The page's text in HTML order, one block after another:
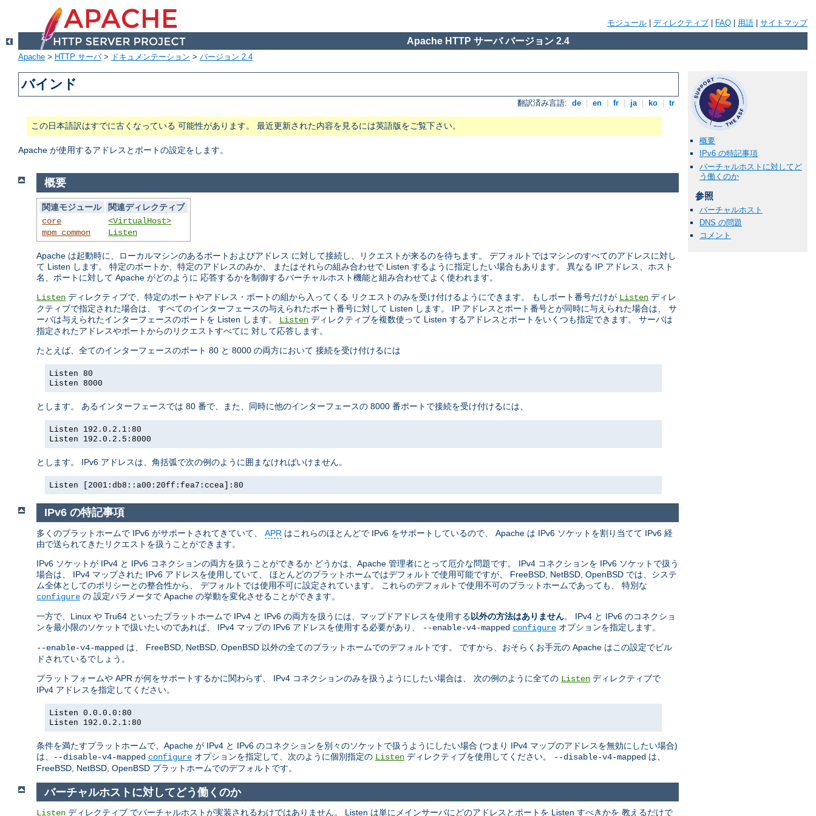
モジュール ディレクティブ FAQ 用語 サイトマップ
Apache HTTP サーバ バージョン 2.4
Apache > HTTP サーバ> ドキュメンテーション > バージョン 2.4
バインド
翻訳済み言語: de en fr ja ko tr
この日本語訳はすでに古くなっている 可能性があります。 最近更新された内容を見るには英語版をご覧下さい。
Apache が使用するアドレスとポートの設定をします。
概要
IPv6 の特記事項
バーチャルホストに対してど
う働くのか
参照
バーチャルホスト
DNS の問題
コメント
概要
関連モジュール
関連ディレクティブ
core
mpm_common
<VirtualHost>
Listen
Apache は起動時に、ローカルマシンのあるポートおよびアドレス に対して接続し、リクエストが来るのを待ちます。 デフォルトではマシンのすべてのアドレスに対し
て Listen します。 特定のポートか、特定のアドレスのみか、 またはそれらの組み合わせで Listen するように指定したい場合もあります。 異なる IP アドレス、ホスト
名、ポートに対して Apache がどのように 応答するかを制御するバーチャルホスト機能と組み合わせてよく使われます。
Listen ディレクティブで、特定のポートやアドレス・ポートの組から入ってくる リクエストのみを受け付けるようにできます。 もしポート番号だけが Listen ディレ
クティブで指定された場合は、 すべてのインターフェースの与えられたポート番号に対して Listen します。 IP アドレスとポート番号とが同時に与えられた場合は、 サ
ーバは与えられたインターフェースのポートを Listen します。 Listen ディレクティブを複数使って Listen するアドレスとポートをいくつも指定できます。 サーバは
指定されたアドレスやポートからのリクエストすべてに 対して応答します。
たとえば、全てのインターフェースのポート 80 と 8000 の両方において 接続を受け付けるには
Listen 80
Listen 8000
とします。 あるインターフェースでは 80 番で、また、同時に他のインターフェースの 8000 番ポートで接続を受け付けるには、
Listen 192.0.2.1:80
Listen 192.0.2.5:8000
とします。 IPv6 アドレスは、角括弧で次の例のように囲まなければいけません。
Listen [2001:db8::a00:20ff:fea7:ccea]:80
IPv6 の特記事項
多くのプラットホームで IPv6 がサポートされてきていて、 APR はこれらのほとんどで IPv6 をサポートしているので、 Apache は IPv6 ソケットを割り当てて IPv6 経
由で送られてきたリクエストを扱うことができます。
IPv6 ソケットが IPv4 と IPv6 コネクションの両方を扱うことができるか どうかは、Apache 管理者にとって厄介な問題です。 IPv4 コネクションを IPv6 ソケットで扱う
場合は、 IPv4 マップされた IPv6 アドレスを使用していて、 ほとんどのプラットホームではデフォルトで使用可能ですが、 FreeBSD, NetBSD, OpenBSD では、システ
ム全体としてのポリシーとの整合性から、 デフォルトでは使用不可に設定されています。 これらのデフォルトで使用不可のプラットホームであっても、 特別な
configure の 設定パラメータで Apache の挙動を変化させることができます。
一方で、Linux や Tru64 といったプラットホームで IPv4 と IPv6 の両方を扱うには、マップドアドレスを使用する 以外の方法はありません。 IPv4 と IPv6 のコネクショ
ンを最小限のソケットで扱いたいのであれば、 IPv4 マップの IPv6 アドレスを使用する必要があり、
--enable-v4-mapped configure オプションを指定します。
--enable-v4-mapped は、 FreeBSD, NetBSD, OpenBSD 以外の全てのプラットホームでのデフォルトです。 ですから、おそらくお手元の Apache はこの設定でビル
ドされているでしょう。
プラットフォームや APR が何をサポートするかに関わらず、 IPv4 コネクションのみを扱うようにしたい場合は、 次の例のように全ての Listen ディレクティブで
IPv4 アドレスを指定してください。
Listen 0.0.0.0:80
Listen 192.0.2.1:80
条件を満たすプラットホームで、Apache が IPv4 と IPv6 のコネクションを別々のソケットで扱うようにしたい場合 (つまり IPv4 マップのアドレスを無効にしたい場合)
は、
--disable-v4-mapped configure オプションを指定して、次のように個別指定の Listen ディレクティブを使用してください。 --disable-v4-mapped は、
FreeBSD, NetBSD, OpenBSD プラットホームでのデフォルトです。
バーチャルホストに対してどう働くのか
Listen ディレクティブ でバーチャルホストが実装されるわけではありません。 Listen は単にメインサーバにどのアドレスとポートを Listen すべきかを 教えるだけで